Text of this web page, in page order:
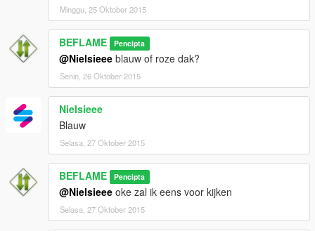
Minggu, 25 Oktober 2015
BEFLAME Pencipta
@Nielsieee blauw of roze dak?
Senin, 26 Oktober 2015
Nielsieee
Blauw
Selasa, 27 Oktober 2015
BEFLAME Pencipta
@Nielsieee oke zal ik eens voor kijken
Selasa, 27 Oktober 2015